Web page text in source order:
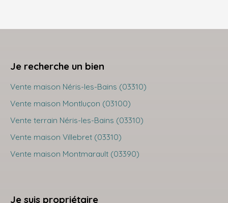
Je recherche un bien
Vente maison Néris-les-Bains (03310)
Vente maison Montluçon (03100)
Vente terrain Néris-les-Bains (03310)
Vente maison Villebret (03310)
Vente maison Montmarault (03390)
Je suis propriétaire